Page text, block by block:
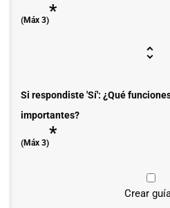
(Máx 3)*
Si respondiste 'Sí': ¿Qué
importantes?
(Máx 3)*
Crear